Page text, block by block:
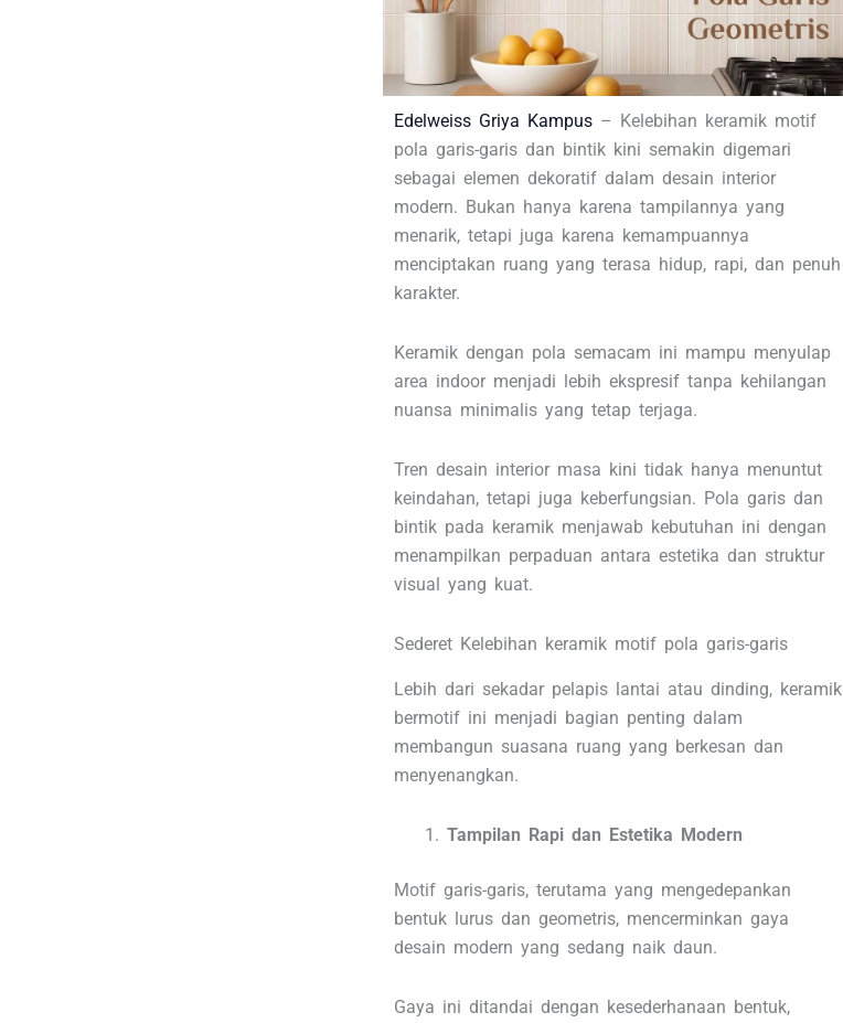
Edelweiss Griya Kampus – Kelebihan keramik motif
pola garis-garis dan bintik kini semakin digemari
sebagai elemen dekoratif dalam desain interior
modern. Bukan hanya karena tampilannya yang
menarik, tetapi juga karena kemampuannya
menciptakan ruang yang terasa hidup, rapi, dan penuh
karakter.
Keramik dengan pola semacam ini mampu menyulap
area indoor menjadi lebih ekspresif tanpa kehilangan
nuansa minimalis yang tetap terjaga.
Tren desain interior masa kini tidak hanya menuntut
keindahan, tetapi juga keberfungsian. Pola garis dan
bintik pada keramik menjawab kebutuhan ini dengan
menampilkan perpaduan antara estetika dan struktur
visual yang kuat.
Sederet Kelebihan keramik motif pola garis-garis
Lebih dari sekadar pelapis lantai atau dinding, keramik
bermotif ini menjadi bagian penting dalam
membangun suasana ruang yang berkesan dan
menyenangkan.
Tampilan Rapi dan Estetika Modern
Motif garis-garis, terutama yang mengedepankan
bentuk lurus dan geometris, mencerminkan gaya
desain modern yang sedang naik daun.
Gaya ini ditandai dengan kesederhanaan bentuk,